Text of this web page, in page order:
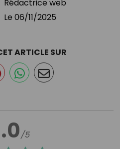
Rédactrice web
Le 06/11/2025
/5
ARTICLE SUR